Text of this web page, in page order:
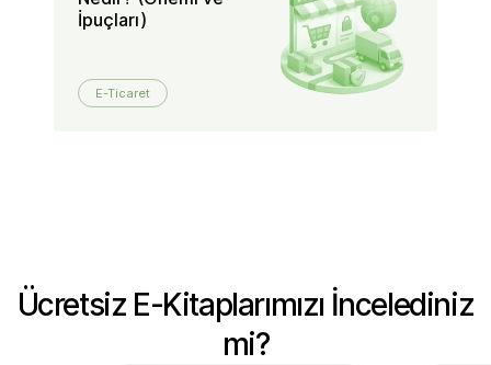
İpuçları)
E-Ticaret
Ücretsiz E-Kitaplarımızı İncelediniz
mi?